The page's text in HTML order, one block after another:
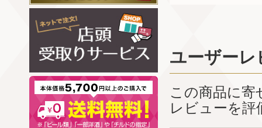
ユーザーレ
この商品に
レビューを評